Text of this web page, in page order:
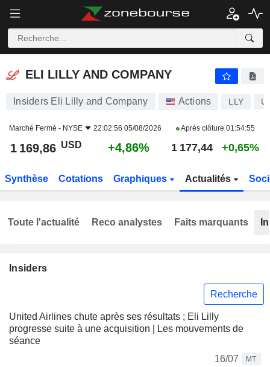
ELI LILLY AND COMPANY
ELI LILLY AND COMPANY
Insiders Eli Lilly and Company Actions LLY
Marché Fermé - NYSE 22:02:56 05/08/2026 Après clôture 01:54:55
1 169,86 USD +4,86% 1 177,44 +0,65%
Synthèse Cotations Graphiques Actualités
Insiders
Recherche
United Airlines chute après ses résultats ; Eli Lilly
progresse suite à une acquisition | Les mouvements de
séance
16/07
MT
Toute l'actualité Reco analystes Faits marquants